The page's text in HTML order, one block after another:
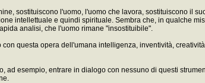
sostituiscono l'uomo, l'uomo che lavora, sostituiscono il
intellettuale e quindi spirituale. Sembra che, in qualche
analisi, che l'uomo rimane "insostituibile".
questa opera dell'umana intelligenza, inventività,
esempio, entrare in dialogo con nessuno di questi